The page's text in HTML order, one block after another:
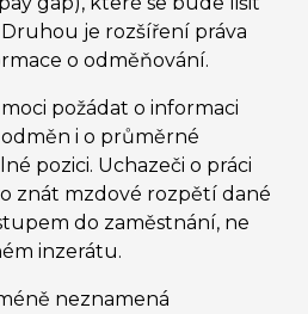
je rozšíření práva
o odměňování.
požádat o informaci
i o průměrné
pozici. Uchazeči o práci
znát mzdové rozpětí dané
do zaměstnání, ne
inzerátu.
neznamená